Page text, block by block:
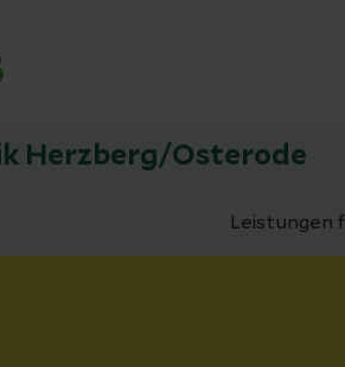
Herzberg/Osterode
Leistungen